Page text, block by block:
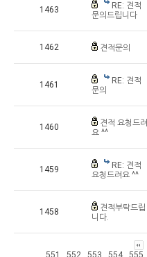
1463
RE: 견적
문의드립니다
1462 견적문의
1461
RE: 견적
문의
1460
견적 요청드려
요 ^^
1459
RE: 견적
요청드려요 ^^
1458
견적부탁드립
니다.
551 552 553 554 555